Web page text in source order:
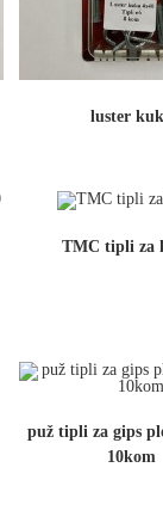
luster
TMC tipli za
puž tipli za gips
10kom